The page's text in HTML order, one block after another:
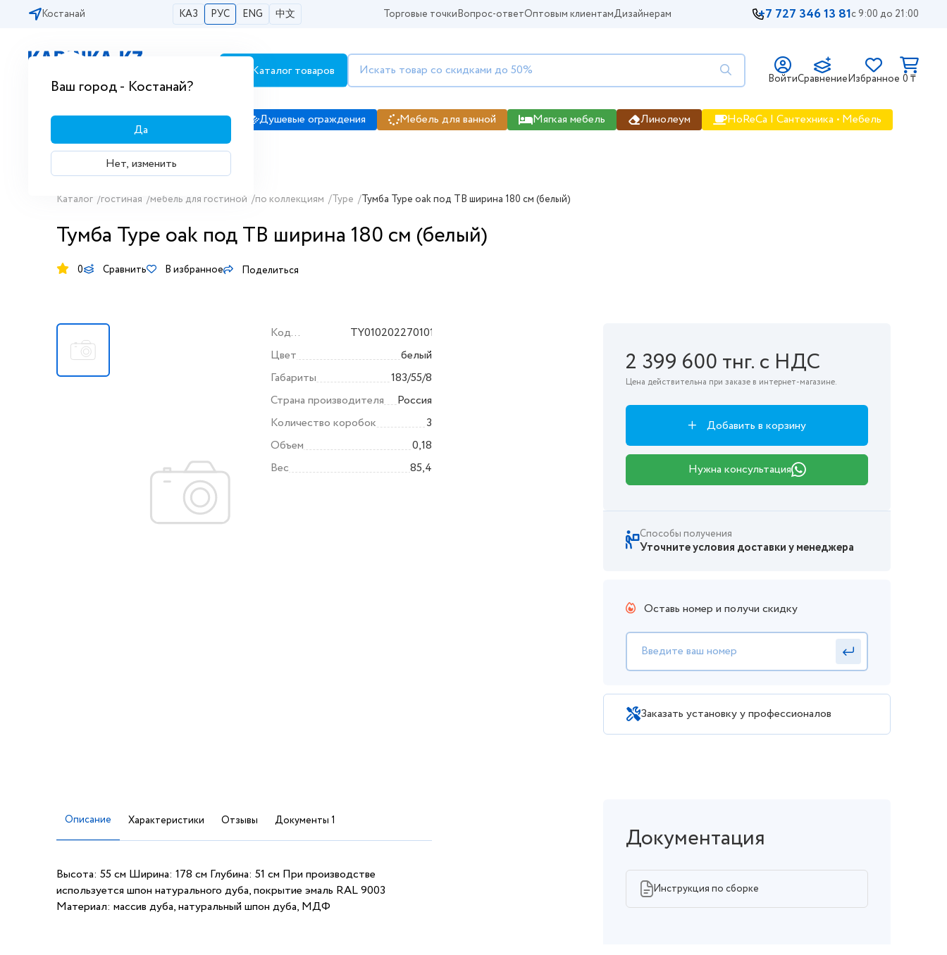
Костанай КАЗ РУС ENG 中文
Ваш город - Костанай?
Да
Нет, изменить
Торговые точкиВопрос-ответОптовым клиентамДизайнерам +7 727 346 13 81с 9:00 до 21:00
Бесплатная доставка по городам РК
Каталог товаров ВойтиСравнениеИзбранное 0 ₸
Сантехника Душевые кабины Душевые ограждения Мебель для ванной Мягкая мебель Линолеум HoReCa | Сантехника • Мебель
Каталог /гостиная /мебель для гостиной /по коллекциям /Type /Тумба Type oak под ТВ ширина 180 см (белый)
Тумба Type oak под ТВ ширина 180 см (белый)
0 Сравнить В избранное Поделиться
Код
поставщика
TY010202270101
Цвет
белый
Габариты
183/55/8
Страна производителя
Россия
Количество коробок
3
Объем
0,18
Вес
85,4
2 399 600 тнг. с НДС
Цена действительна при заказе в интернет-магазине.
Добавить в корзину
Нужна консультация
Способы получения
Уточните условия доставки у менеджера
Оставь номер и получи скидку
Заказать установку у профессионалов
Описание Характеристики Отзывы Документы 1
Высота: 55 см Ширина: 178 см Глубина: 51 см При производстве
используется шпон натурального дуба, покрытие эмаль RAL 9003
Материал: массив дуба, натуральный шпон дуба, МДФ
Документация
Инструкция по сборке